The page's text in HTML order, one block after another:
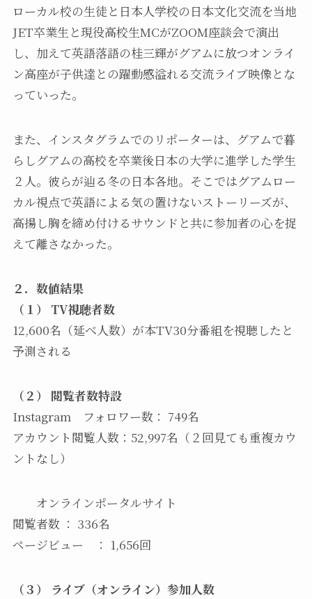
ローカル校の生徒と日本人学校の日本文化交流を当地
JET卒業生と現役高校生MCがZOOM座談会で演出
し、加えて英語落語の桂三輝がグアムに放つオンライ
ン高座が子供達との躍動感溢れる交流ライブ映像とな
っていった。
また、インスタグラムでのリポーターは、グアムで暮
らしグアムの高校を卒業後日本の大学に進学した学生
２人。彼らが辿る冬の日本各地。そこではグアムロー
カル視点で英語による気の置けないストーリーズが、
高揚し胸を締め付けるサウンドと共に参加者の心を捉
えて離さなかった。
２．数値結果
（１） TV視聴者数
12,600名（延べ人数）が本TV30分番組を視聴したと
予測される
（２） 閲覧者数特設
Instagram フォロワー数： 749名
アカウント閲覧人数：52,997名（２回見ても重複カウ
ントなし）
オンラインポータルサイト
閲覧者数 ： 336名
ページビュー ： 1,656回
（３） ライブ（オンライン）参加人数